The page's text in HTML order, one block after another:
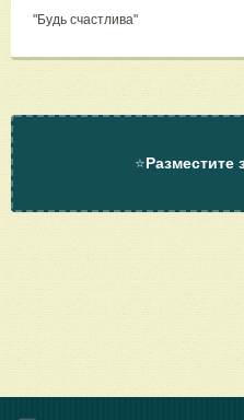
"Будь счастлива"
⭐Разместите